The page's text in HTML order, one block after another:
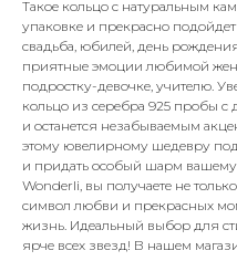
Такое кольцо с натуральным
упаковке и прекрасно
свадьба, юбилей, день
приятные эмоции любимой
подростку-девочке, учителю.
кольцо из серебра 925 пробы
и останется незабываемым
этому ювелирному шедевру
и придать особый шарм
Wonderli, вы получаете не
символ любви и прекрасных
жизнь. Идеальный выбор для
ярче всех звезд! В нашем